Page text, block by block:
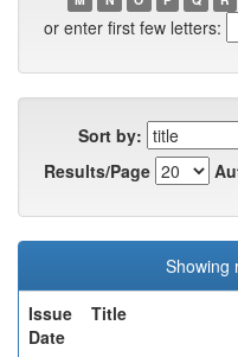
or enter first few letters:
Sort by:
Results/Page
Showing
Issue
Date
Title